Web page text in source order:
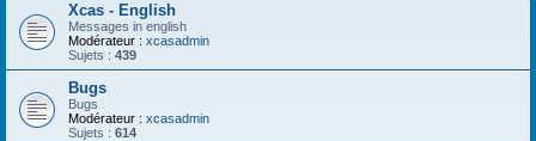
Xcas - English
Messages in english
Modérateur : xcasadmin
Sujets : 439
Bugs
Bugs
Modérateur : xcasadmin
Sujets : 614